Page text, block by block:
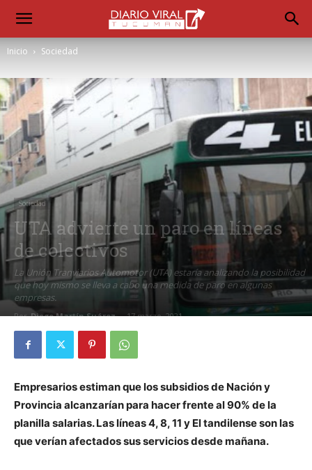
Inicio Sociedad
Sociedad
UTA advierte un paro en líneas
de colectivos
La Unión Tranviarios Automotor (UTA) estaría analizando la posibilidad
que hoy mismo se lleva a cabo una medida de paro en algunas
empresas.
Por Diego Martín Suárez - 17 marzo, 2021
Empresarios estiman que los subsidios de Nación y
Provincia alcanzarían para hacer frente al 90% de la
planilla salarias. Las líneas 4, 8, 11 y El tandilense son las
que verían afectados sus servicios desde mañana.